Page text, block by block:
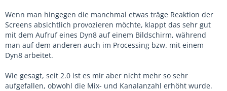
Wenn man hingegen die manchmal etwas träge Reaktion der
Screens absichtlich provozieren möchte, klappt das sehr gut
mit dem Aufruf eines Dyn8 auf einem Bildschirm, während
man auf dem anderen auch im Processing bzw. mit einem
Dyn8 arbeitet.
Wie gesagt, seit 2.0 ist es mir aber nicht mehr so sehr
aufgefallen, obwohl die Mix- und Kanalanzahl erhöht wurde.